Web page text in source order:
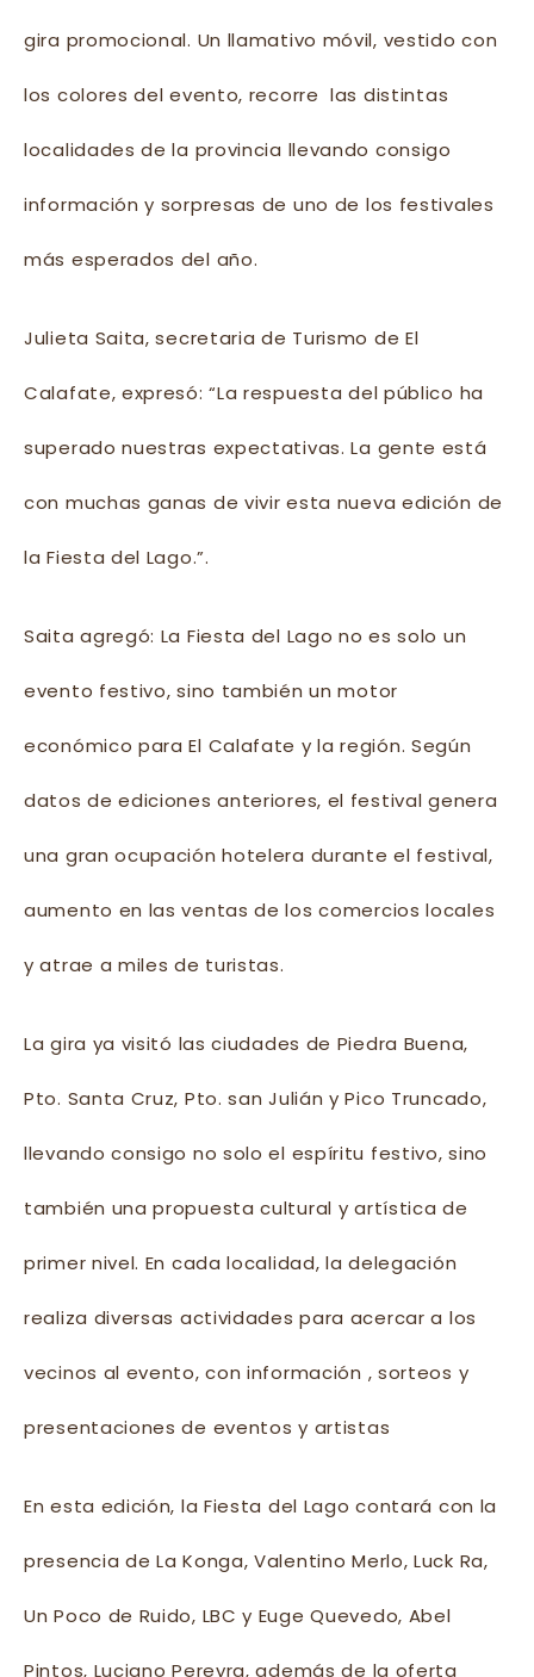
gira promocional. Un llamativo móvil, vestido con
los colores del evento, recorre las distintas
localidades de la provincia llevando consigo
información y sorpresas de uno de los festivales
más esperados del año.
Julieta Saita, secretaria de Turismo de El
Calafate, expresó: “La respuesta del público ha
superado nuestras expectativas. La gente está
con muchas ganas de vivir esta nueva edición de
la Fiesta del Lago.”.
Saita agregó: La Fiesta del Lago no es solo un
evento festivo, sino también un motor
económico para El Calafate y la región. Según
datos de ediciones anteriores, el festival genera
una gran ocupación hotelera durante el festival,
aumento en las ventas de los comercios locales
y atrae a miles de turistas.
La gira ya visitó las ciudades de Piedra Buena,
Pto. Santa Cruz, Pto. san Julián y Pico Truncado,
llevando consigo no solo el espíritu festivo, sino
también una propuesta cultural y artística de
primer nivel. En cada localidad, la delegación
realiza diversas actividades para acercar a los
vecinos al evento, con información , sorteos y
presentaciones de eventos y artistas
En esta edición, la Fiesta del Lago contará con la
presencia de La Konga, Valentino Merlo, Luck Ra,
Un Poco de Ruido, LBC y Euge Quevedo, Abel
Pintos, Luciano Pereyra, además de la oferta